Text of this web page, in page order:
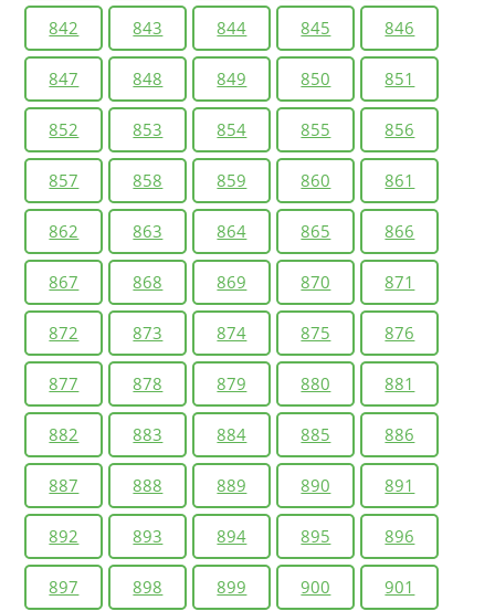
842 843 844 845 846
847 848 849 850 851
852 853 854 855 856
857 858 859 860 861
862 863 864 865 866
867 868 869 870 871
872 873 874 875 876
877 878 879 880 881
882 883 884 885 886
887 888 889 890 891
892 893 894 895 896
897 898 899 900 901